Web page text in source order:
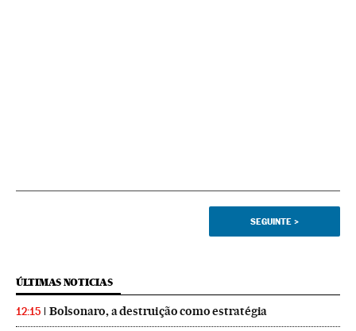
SEGUINTE >
ÚLTIMAS NOTICIAS
12:15 Bolsonaro, a destruição como estratégia